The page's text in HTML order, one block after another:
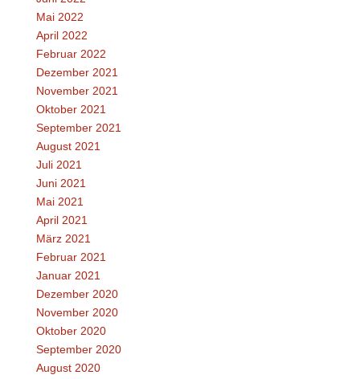
Mai 2022
April 2022
Februar 2022
Dezember 2021
November 2021
Oktober 2021
September 2021
August 2021
Juli 2021
Juni 2021
Mai 2021
April 2021
März 2021
Februar 2021
Januar 2021
Dezember 2020
November 2020
Oktober 2020
September 2020
August 2020